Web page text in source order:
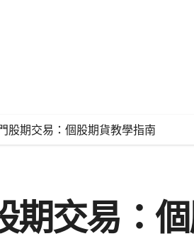
股期交易：個股期貨教學指南
期交易：